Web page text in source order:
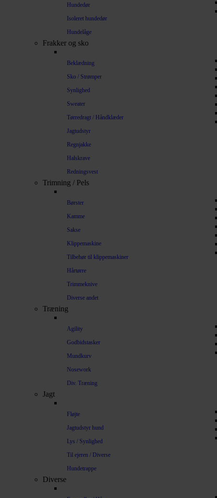
Hundedør
Isoleret hundedør
Hundelåge
Frakker og sko
Beklædning
Sko / Strømper
Synlighed
Sweater
Tørredragt / Håndklæder
Jagtudstyr
Regnjakke
Halskrave
Redningsvest
Trimning / Pels
Børster
Kamme
Sakse
Klippemaskine
Tilbehør til klippemaskiner
Hårtørre
Trimmeknive
Diverse andet
Træning
Agility
Godbidstasker
Mundkurv
Nosework
Div. Træning
Jagt
Fløjte
Jagtudstyr hund
Lys / Synlighed
Til ejeren / Diverse
Hundetrappe
Diverse